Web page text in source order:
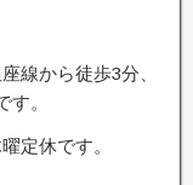
線から徒歩3分、
。
定休です。